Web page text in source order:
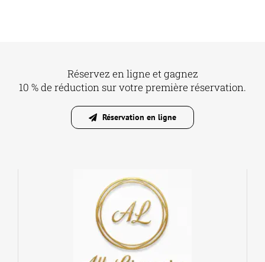
Réservez en ligne et gagnez
10 % de réduction sur votre première réservation.
Réservation en ligne